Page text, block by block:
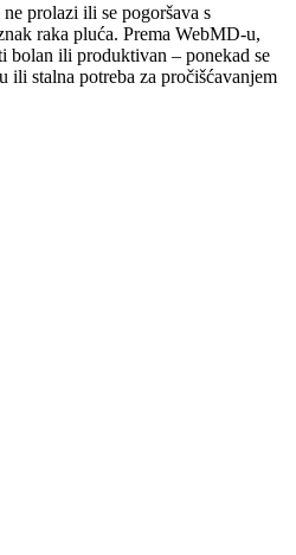
prolazi ili se pogoršava s
raka pluća. Prema WebMD-u,
bolan ili produktivan – ponekad se
ili stalna potreba za pročišćavanjem